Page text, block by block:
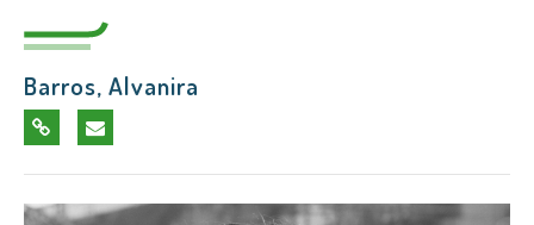
CLUNL
Barros, Alvanira